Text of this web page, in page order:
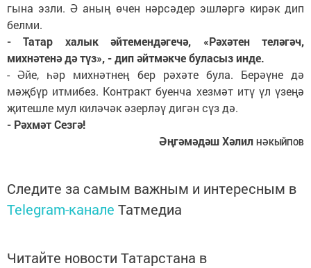
гына эзли. Ә аның өчен нәрсәдер эшләргә кирәк дип
белми.
- Татар халык әйтемендәгечә, «Рәхәтен теләгәч,
михнәтенә дә түз», - дип әйтмәкче буласыз инде.
- Әйе, һәр михнәтнең бер рәхәте була. Берәүне дә
мәҗбүр итмибез. Контракт буенча хезмәт итү үл үзеңә
җитешле мул киләчәк әзерләү дигән сүз дә.
- Рәхмәт Сезгә!
Әңгәмәдәш Хәлил НӘКЫЙПОВ
Следите за самым важным и интересным в
Telegram-канале Татмедиа
Читайте новости Татарстана в